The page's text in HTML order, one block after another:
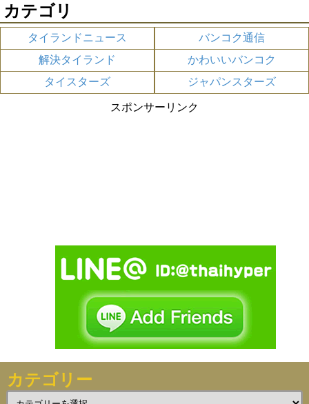
カテゴリ
タイランドニュース
バンコク通信
解決タイランド
かわいいバンコク
タイスターズ
ジャパンスターズ
スポンサーリンク
カテゴリー